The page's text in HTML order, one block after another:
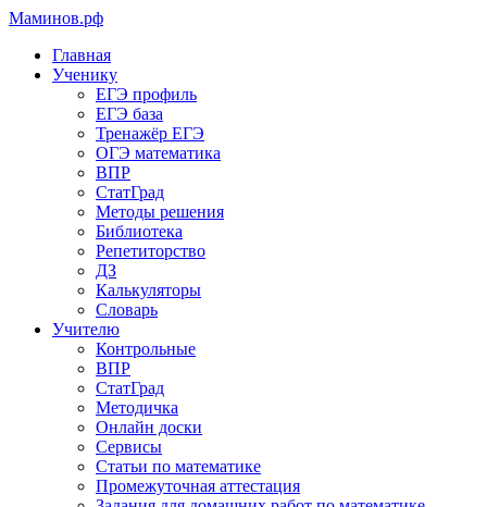
Маминов.рф
Главная
Ученику
ЕГЭ профиль
ЕГЭ база
Тренажёр ЕГЭ
ОГЭ математика
ВПР
СтатГрад
Методы решения
Библиотека
Репетиторство
ДЗ
Калькуляторы
Словарь
Учителю
Контрольные
ВПР
СтатГрад
Методичка
Онлайн доски
Сервисы
Статьи по математике
Промежуточная аттестация